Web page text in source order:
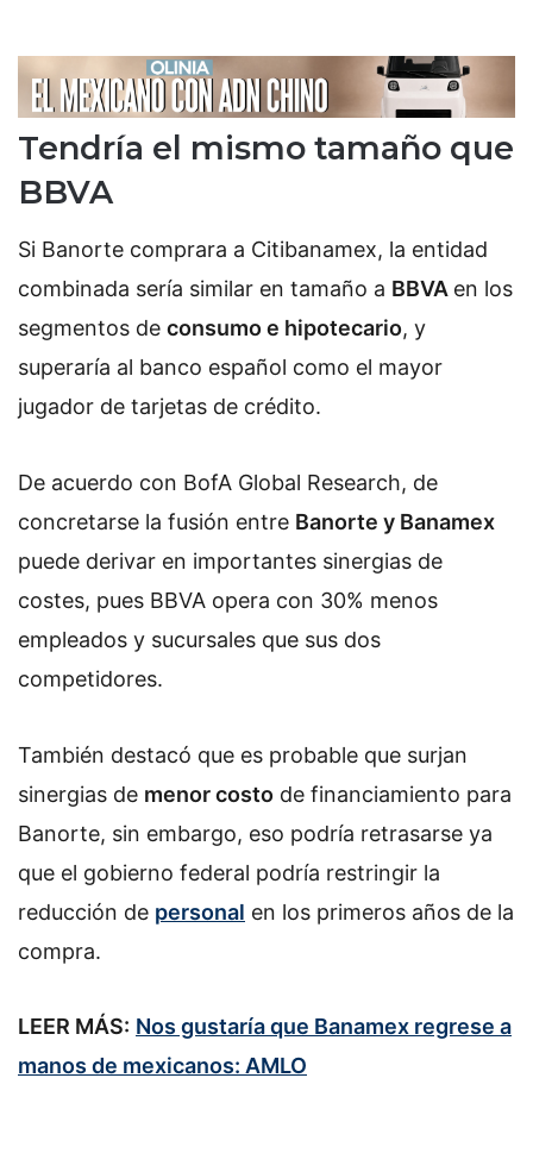
Tendría el mismo tamaño que
BBVA
Si Banorte comprara a Citibanamex, la entidad
combinada sería similar en tamaño a BBVA en los
segmentos de consumo e hipotecario, y
superaría al banco español como el mayor
jugador de tarjetas de crédito.
De acuerdo con BofA Global Research, de
concretarse la fusión entre Banorte y Banamex
puede derivar en importantes sinergias de
costes, pues BBVA opera con 30% menos
empleados y sucursales que sus dos
competidores.
También destacó que es probable que surjan
sinergias de menor costo de financiamiento para
Banorte, sin embargo, eso podría retrasarse ya
que el gobierno federal podría restringir la
reducción de personal en los primeros años de la
compra.
LEER MÁS: Nos gustaría que Banamex regrese a
manos de mexicanos: AMLO